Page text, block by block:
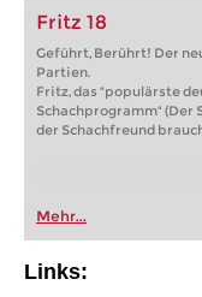
Fritz 18
Geführt, Berührt! Der
Partien.
Fritz, das "populärste
Schachprogramm" (Der
der Schachfreund
Mehr...
Links: